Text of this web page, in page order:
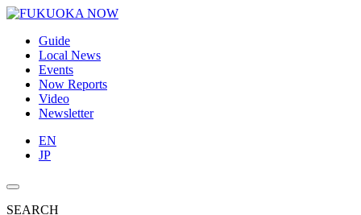
Guide
Local News
Events
Now Reports
Video
Newsletter
EN
JP
SEARCH